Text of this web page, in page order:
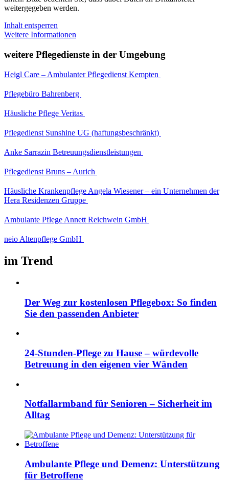
weitergegeben werden.
Inhalt entsperren
Weitere Informationen
weitere Pflegedienste in der Umgebung
Heigl Care – Ambulanter Pflegedienst Kempten
Pflegebüro Bahrenberg
Häusliche Pflege Veritas
Pflegedienst Sunshine UG (haftungsbeschränkt)
Anke Sarrazin Betreuungsdienstleistungen
Pflegedienst Bruns – Aurich
Häusliche Krankenpflege Angela Wiesener – ein Unternehmen der
Hera Residenzen Gruppe
Ambulante Pflege Annett Reichwein GmbH
neio Altenpflege GmbH
im Trend
Der Weg zur kostenlosen Pflegebox: So finden
Sie den passenden Anbieter
24-Stunden-Pflege zu Hause – würdevolle
Betreuung in den eigenen vier Wänden
Notfallarmband für Senioren – Sicherheit im
Alltag
Ambulante Pflege und Demenz: Unterstützung
für Betroffene